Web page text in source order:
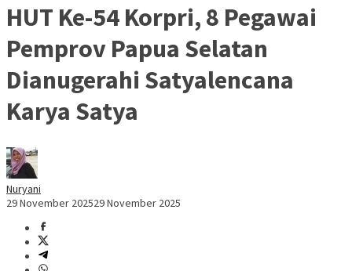
HUT Ke-54 Korpri, 8 Pegawai
Pemprov Papua Selatan
Dianugerahi Satyalencana
Karya Satya
Nuryani
29 November 202529 November 2025